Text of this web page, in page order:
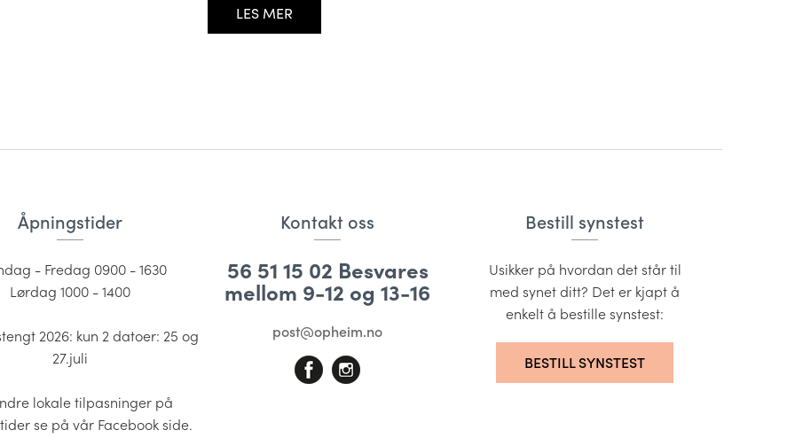
om øyesykdommer:
finner du linker til sider med utfyllende informsjon om øyesykdommer:
[…]
LES MER
Åpningstider
- Fredag 0900 - 1630
Lørdag 1000 - 1400
2026: kun 2 datoer: 25 og
27.juli
lokale tilpasninger på
se på vår Facebook side.
Kontakt oss
56 51 15 02 Besvares
mellom 9-12 og 13-16
post@opheim.no
Bestill synstest
Usikker på hvordan det står til
med synet ditt? Det er kjapt å
enkelt å bestille synstest:
BESTILL SYNSTEST